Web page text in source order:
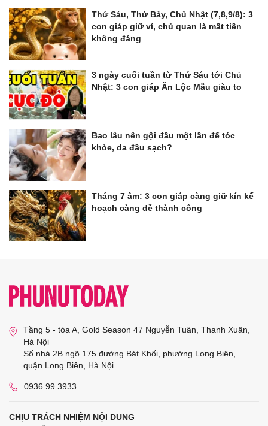
Thứ Sáu, Thứ Bảy, Chủ Nhật (7,8,9/8): 3
con giáp giữ ví, chủ quan là mất tiền
không đáng
3 ngày cuối tuần từ Thứ Sáu tới Chủ
Nhật: 3 con giáp Ăn Lộc Mẫu giàu to
Bao lâu nên gội đầu một lần để tóc
khỏe, da đầu sạch?
Tháng 7 âm: 3 con giáp càng giữ kín kế
hoạch càng dễ thành công
Tầng 5 - tòa A, Gold Season 47 Nguyễn Tuân, Thanh Xuân,
Hà Nội
Số nhà 2B ngõ 175 đường Bát Khối, phường Long Biên,
quận Long Biên, Hà Nội
0936 99 3933
CHỊU TRÁCH NHIỆM NỘI DUNG